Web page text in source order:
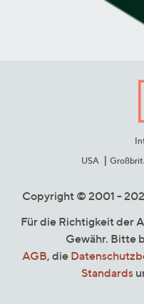
USA
Copyright © 2001 -
Für die Richtigkeit der
Gewähr. Bitte
AGB, die
Standards